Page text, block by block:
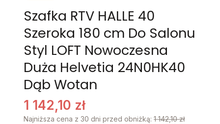
Szafka RTV HALLE 40
Szeroka 180 cm Do Salonu
Styl LOFT Nowoczesna
Duża Helvetia 24N0HK40
Dąb Wotan
1 142,10 zł
Najniższa cena z 30 dni przed obniżką: 1 142,10 zł